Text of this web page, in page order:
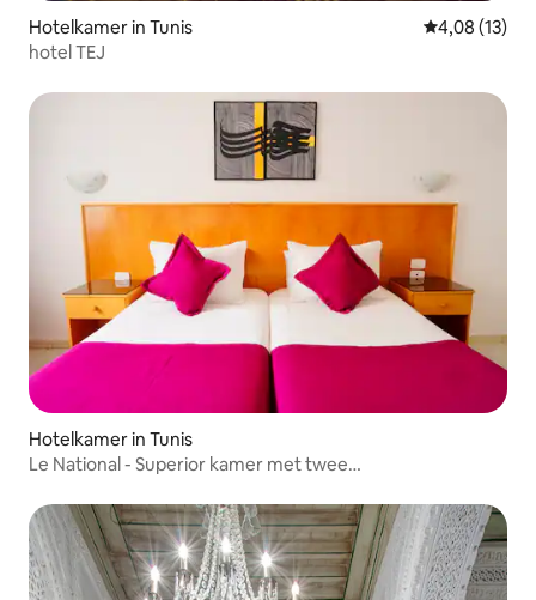
Hotelkamer in Tunis Gemiddelde
4,08 (13)
hotel TEJ
Hotelkamer in Tunis
Le National - Superior kamer met twee